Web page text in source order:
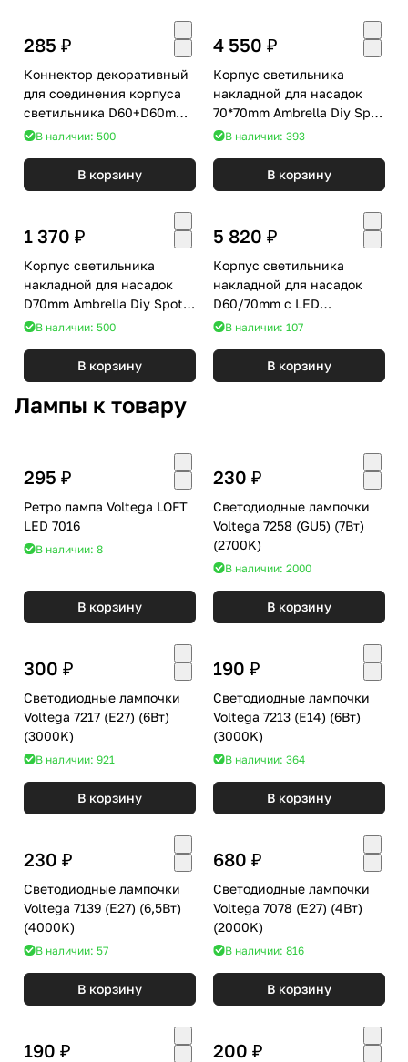
285 ₽
Коннектор декоративный
для соединения корпуса
светильника D60+D60mm
Ambrella DIY Spot A2061
В наличии: 500
В корзину
4 550 ₽
Корпус светильника
накладной для насадок
70*70mm Ambrella Diy Spot
C7820
В наличии: 393
В корзину
1 370 ₽
Корпус светильника
накладной для насадок
D70mm Ambrella Diy Spot
C7405
В наличии: 500
В корзину
5 820 ₽
Корпус светильника
накладной для насадок
D60/70mm с LED
подсветкой Ambrella Diy
В наличии: 107
В корзину
Лампы к товару
295 ₽
Ретро лампа Voltega LOFT
LED 7016
В наличии: 8
В корзину
230 ₽
Светодиодные лампочки
Voltega 7258 (GU5) (7Вт)
(2700K)
В наличии: 2000
В корзину
300 ₽
Светодиодные лампочки
Voltega 7217 (E27) (6Вт)
(3000K)
В наличии: 921
В корзину
190 ₽
Светодиодные лампочки
Voltega 7213 (E14) (6Вт)
(3000K)
В наличии: 364
В корзину
230 ₽
Светодиодные лампочки
Voltega 7139 (E27) (6,5Вт)
(4000K)
В наличии: 57
В корзину
680 ₽
Светодиодные лампочки
Voltega 7078 (E27) (4Вт)
(2000K)
В наличии: 816
В корзину
190 ₽ 200 ₽